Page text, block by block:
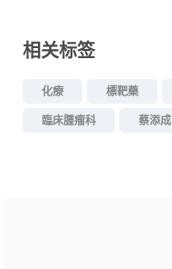
相关标签
化療 標靶藥
臨床腫瘤科 蔡添成